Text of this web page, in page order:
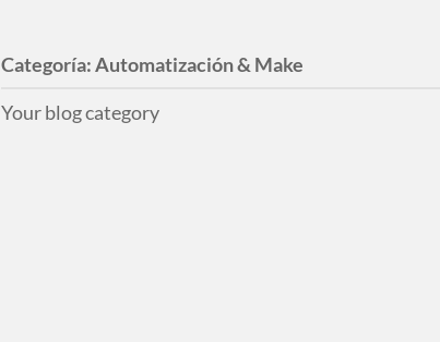
Categoría:Automatización & Make
Your blog category